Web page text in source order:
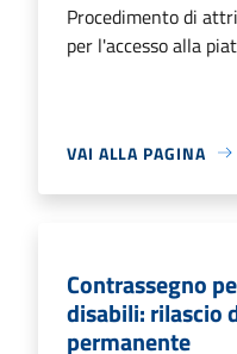
Procedimento di
per l'accesso alla
VAI ALLA PAGINA
Contrassegno
disabili: rilascio
permanente